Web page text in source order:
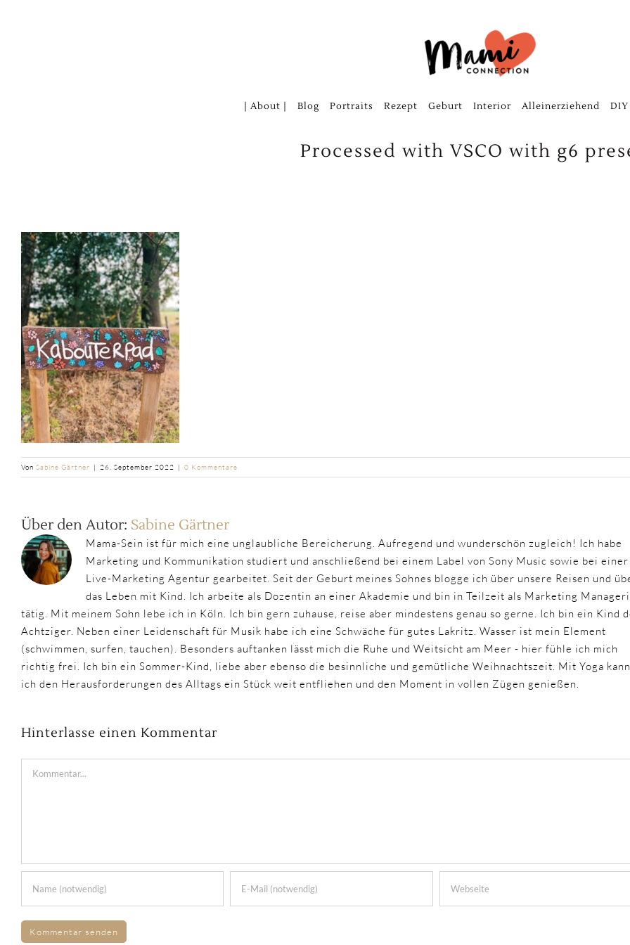
| About | Blog Portraits Rezept Geburt Interior Alleinerziehend DIY
Processed with VSCO with g6
Von Sabine Gärtner | 26. September 2022 | 0 Kommentare
Über den Autor: Sabine Gärtner
Mama-Sein ist für mich eine unglaubliche Bereicherung. Aufregend und wunderschön zugleich! Ich habe
Marketing und Kommunikation studiert und anschließend bei einem Label von Sony Music sowie bei einer
Live-Marketing Agentur gearbeitet. Seit der Geburt meines Sohnes blogge ich über unsere Reisen und
das Leben mit Kind. Ich arbeite als Dozentin an einer Akademie und bin in Teilzeit als Marketing
tätig. Mit meinem Sohn lebe ich in Köln. Ich bin gern zuhause, reise aber mindestens genau so gerne. Ich bin ein Kind
Achtziger. Neben einer Leidenschaft für Musik habe ich eine Schwäche für gutes Lakritz. Wasser ist mein Element
(schwimmen, surfen, tauchen). Besonders auftanken lässt mich die Ruhe und Weitsicht am Meer - hier fühle ich mich
richtig frei. Ich bin ein Sommer-Kind, liebe aber ebenso die besinnliche und gemütliche Weihnachtszeit. Mit Yoga kann
ich den Herausforderungen des Alltags ein Stück weit entfliehen und den Moment in vollen Zügen genießen.
Hinterlasse einen Kommentar
Kommentar